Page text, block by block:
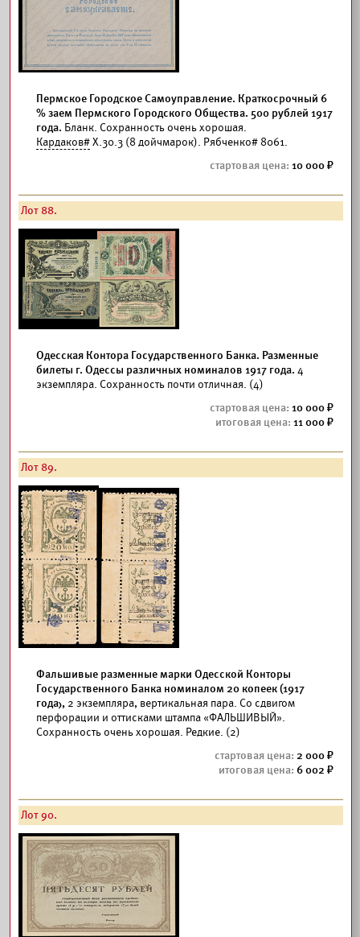
Пермское Городское Самоуправление. Краткосрочный 6
% заем Пермского Городского Общества. 500 рублей 1917
года. Бланк. Сохранность очень хорошая.
Кардаков#Х.30.3 (8 дойчмарок). Рябченко# 8061.
10 000
Лот 88.
Одесская Контора Государственного Банка. Разменные
билеты г. Одессы различных номиналов 1917 года. 4
экземпляра. Сохранность почти отличная. (4)
10 000
11 000
Лот 89.
Фальшивые разменные марки Одесской Конторы
Государственного Банка номиналом 20 копеек (1917
года), 2 экземпляра, вертикальная пара. Со сдвигом
перфорации и оттисками штампа «ФАЛЬШИВЫЙ».
Сохранность очень хорошая. Редкие. (2)
2 000
6 002
Лот 90.